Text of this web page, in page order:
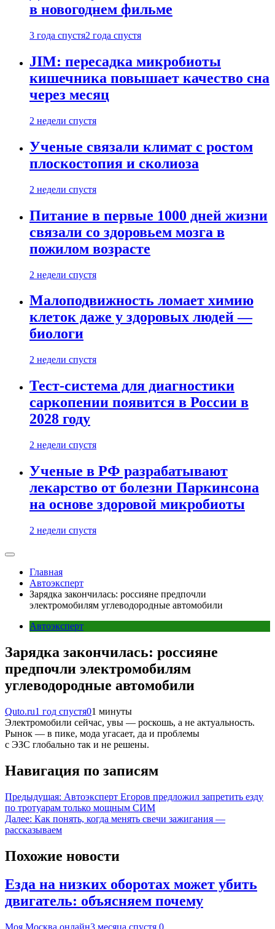
в новогоднем фильме
3 года спустя2 года спустя
JIM: пересадка микробиоты
кишечника повышает качество сна
через месяц
2 недели спустя
Ученые связали климат с ростом
плоскостопия и сколиоза
2 недели спустя
Питание в первые 1000 дней жизни
связали со здоровьем мозга в
пожилом возрасте
2 недели спустя
Малоподвижность ломает химию
клеток даже у здоровых людей —
биологи
2 недели спустя
Тест-система для диагностики
саркопении появится в России в
2028 году
2 недели спустя
Ученые в РФ разрабатывают
лекарство от болезни Паркинсона
на основе здоровой микробиоты
2 недели спустя
Главная
Автоэксперт
Зарядка закончилась: россияне предпочли
электромобилям углеводородные автомобили
Автоэксперт
Зарядка закончилась: россияне
предпочли электромобилям
углеводородные автомобили
Quto.ru1 год спустя01 минуты
Электромобили сейчас, увы — роскошь, а не актуальность.
Рынок — в пике, мода угасает, да и проблемы
с ЭЗС глобально так и не решены.
Навигация по записям
Предыдущая: Автоэксперт Егоров предложил запретить езду
по тротуарам только мощным СИМ
Далее: Как понять, когда менять свечи зажигания —
рассказываем
Похожие новости
Езда на низких оборотах может убить
двигатель: объясняем почему